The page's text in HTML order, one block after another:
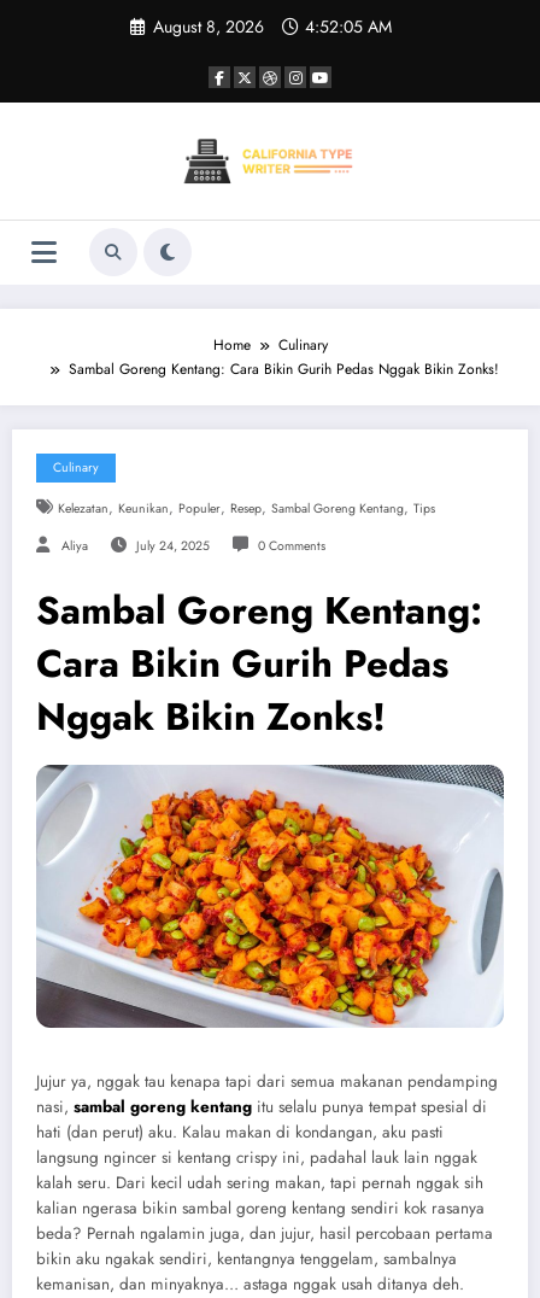
August 8, 2026 4:52:06 AM
Home
Culinary
Sambal Goreng Kentang: Cara Bikin Gurih Pedas Nggak Bikin Zonks!
Culinary
Kelezatan, Keunikan, Populer, Resep, Sambal Goreng Kentang, Tips
Aliya July 24, 2025 0 Comments
Sambal Goreng Kentang:
Cara Bikin Gurih Pedas
Nggak Bikin Zonks!
Jujur ya, nggak tau kenapa tapi dari semua makanan pendamping
nasi, sambal goreng kentang itu selalu punya tempat spesial di
hati (dan perut) aku. Kalau makan di kondangan, aku pasti
langsung ngincer si kentang crispy ini, padahal lauk lain nggak
kalah seru. Dari kecil udah sering makan, tapi pernah nggak sih
kalian ngerasa bikin sambal goreng kentang sendiri kok rasanya
beda? Pernah ngalamin juga, dan jujur, hasil percobaan pertama
bikin aku ngakak sendiri, kentangnya tenggelam, sambalnya
kemanisan, dan minyaknya… astaga nggak usah ditanya deh.